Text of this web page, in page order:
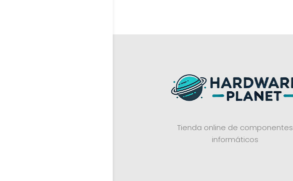
Tienda online de componentes
informáticos